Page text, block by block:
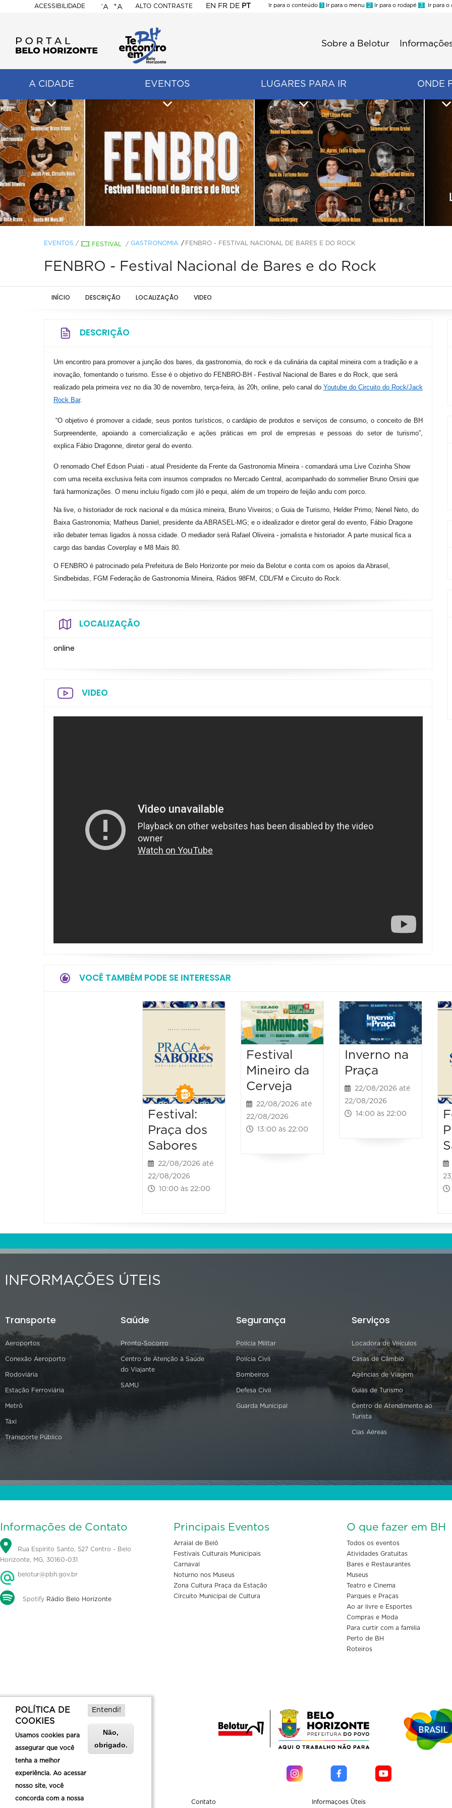
ACESSIBILIDADE
BELO
HORIZONTE
-A +A ALTO CONTRASTE EN FR DE PT
Ir para o conteúdo 1 Ir para o menu 2 Ir para o rodapé 3 Ir para o
Sobre a Belotur
A CIDADE EVENTOS LUGARES PARA IR ONDE
EVENTOS / FESTIVAL / GASTRONOMIA FENBRO - FESTIVAL NACIONAL DE BARES E DO ROCK
FENBRO - Festival Nacional de Bares e do Rock
INÍCIO DESCRIÇÃO LOCALIZAÇÃO VIDEO
DESCRIÇÃO
Um encontro para promover a junção dos bares, da gastronomia, do rock e da culinária da capital mineira com a tradição e a
inovação, fomentando o turismo. Esse é o objetivo do FENBRO-BH - Festival Nacional de Bares e do Rock, que será
realizado pela primeira vez no dia 30 de novembro, terça-feira, às 20h, online, pelo canal do Youtube do Circuito do Rock/Jack
Rock Bar.
“O objetivo é promover a cidade, seus pontos turísticos, o cardápio de produtos e serviços de consumo, o conceito de BH
Surpreendente, apoiando a comercialização e ações práticas em prol de empresas e pessoas do setor de turismo”,
explica Fábio Dragonne, diretor geral do evento
O renomado Chef Edson Puiati - atual Presidente da Frente da Gastronomia Mineira - comandará uma Live Cozinha Show
com uma receita exclusiva feita com insumos comprados no Mercado Central, acompanhado do sommelier Bruno Orsini que
fará harmonizações. O menu incluiu fígado com jiló e pequi, além de um tropeiro de feijão andu com porco.
Na live, o historiador de rock nacional e da música mineira, Bruno Viveiros; o Guia de Turismo, Helder Primo; Nenel Neto, do
Baixa Gastronomia; Matheus Daniel, presidente da ABRASEL-MG; e o idealizador e diretor geral do evento, Fábio Dragone
irão debater temas ligados à nossa cidade. O mediador será Rafael Oliveira - jornalista e historiador. A parte musical fica a
cargo das bandas Coverplay e M8 Mais 80.
O FENBRO é patrocinado pela Prefeitura de Belo Horizonte por meio da Belotur e conta com os apoios da Abrasel,
Sindbebidas, FGM Federação de Gastronomia Mineira, Rádios 98FM, CDL/FM e Circuito do Rock.
LOCALIZAÇÃO
online
VIDEO
VOCÊ TAMBÉM PODE SE INTERESSAR
Festival:
Praça dos
Sabores
22/08/2026 até
22/08/2026
10:00 às 22:00
Festival
Mineiro da
Cerveja
22/08/2026 até
22/08/2026
13:00 às 22:00
Inverno na
Praça
22/08/2026 até
22/08/2026
14:00 às 22:00
INFORMAÇÕES ÚTEIS
Transporte
Aeroportos
Conexão Aeroporto
Rodoviária
Estação Ferroviária
Metrô
Táxi
Transporte Público
Saúde
Pronto-Socorro
Centro de Atenção à Saúde
do Viajante
SAMU
Segurança
Polícia Militar
Polícia Civil
Bombeiros
Defesa Civil
Guarda Municipal
Serviços
Locadora de Veículos
Casas de Câmbio
Agências de Viagem
Guias de Turismo
Centro de Atendimento ao
Turista
Cias Aéreas
Informações de Contato
Rua Espírito Santo, 527 Centro - Belo
Horizonte, MG, 30160-031
belotur@pbh.gov.br
Spotify Rádio Belo Horizonte
Principais Eventos
Arraial de Belô
Festivais Culturais Municipais
Carnaval
Noturno nos Museus
Zona Cultura Praça da Estação
Circuito Municipal de Cultura
O que fazer em BH
Todos os eventos
Atividades Gratuitas
Bares e Restaurantes
Museus
Teatro e Cinema
Parques e Praças
Ao ar livre e Esportes
Compras e Moda
Para curtir com a familia
Perto de BH
Roteiros
Sobre a Belotur Contato Informaçoes Üteis
POLÍTICA DE
COOKIES
Usamos cookies para
assegurar que você
tenha a melhor
experiência. Ao acessar
nosso site, você
concorda com a nossa
Entendi!
Não,
obrigado.